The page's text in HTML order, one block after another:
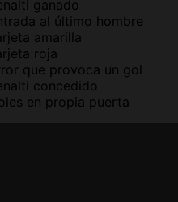
ganado
al último hombre
amarilla
roja
que provoca un gol
concedido
en propia puerta